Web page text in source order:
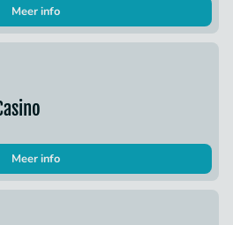
Meer info
Meer info